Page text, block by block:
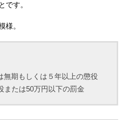
です。
様。
期もしくは５年以上の懲役
たは50万円以下の罰金